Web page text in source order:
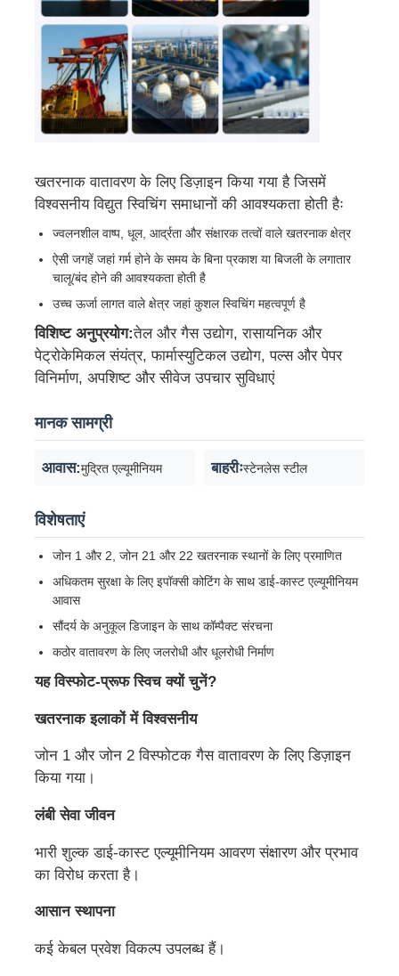
फैक्टरी यात्रा
गुणवत्ता नियंत्रण
विस्फोट प्रूफ प्रकाश
विस्फोट रोधी अलार्म लाइट
विस्फोट रोधी पंखा
धमाका-प्रूफ बॉक्स
विस्फोट-प्रूफ केबल ग्रंथियां
विस्फोट रोधी प्लग और सॉकेट
खतरनाक वातावरण के लिए डिज़ाइन किया गया है जिसमें
विश्वसनीय विद्युत स्विचिंग समाधानों की आवश्यकता होती हैः
ज्वलनशील वाष्प, धूल, आर्द्रता और संक्षारक तत्वों वाले खतरनाक क्षेत्र
ऐसी जगहें जहां गर्म होने के समय के बिना प्रकाश या बिजली के लगातार
चालू/बंद होने की आवश्यकता होती है
उच्च ऊर्जा लागत वाले क्षेत्र जहां कुशल स्विचिंग महत्वपूर्ण है
विशिष्ट अनुप्रयोग:तेल और गैस उद्योग, रासायनिक और
पेट्रोकेमिकल संयंत्र, फार्मास्युटिकल उद्योग, पल्स और पेपर
विनिर्माण, अपशिष्ट और सीवेज उपचार सुविधाएं
मानक सामग्री
आवास:मुद्रित एल्यूमीनियम बाहरीःस्टेनलेस स्टील
विशेषताएं
जोन 1 और 2, जोन 21 और 22 खतरनाक स्थानों के लिए प्रमाणित
अधिकतम सुरक्षा के लिए इपॉक्सी कोटिंग के साथ डाई-कास्ट एल्यूमीनियम
आवास
सौंदर्य के अनुकूल डिजाइन के साथ कॉम्पैक्ट संरचना
कठोर वातावरण के लिए जलरोधी और धूलरोधी निर्माण
यह विस्फोट-प्रूफ स्विच क्यों चुनें?
खतरनाक इलाकों में विश्वसनीय
जोन 1 और जोन 2 विस्फोटक गैस वातावरण के लिए डिज़ाइन
किया गया।
लंबी सेवा जीवन
भारी शुल्क डाई-कास्ट एल्यूमीनियम आवरण संक्षारण और प्रभाव
का विरोध करता है।
आसान स्थापना
कई केबल प्रवेश विकल्प उपलब्ध हैं।